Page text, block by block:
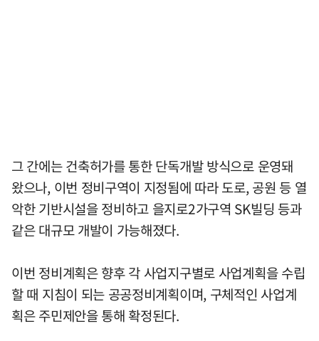
그 간에는 건축허가를 통한 단독개발 방식으로 운영돼
왔으나, 이번 정비구역이 지정됨에 따라 도로, 공원 등 열
악한 기반시설을 정비하고 을지로2가구역 SK빌딩 등과
같은 대규모 개발이 가능해졌다.
이번 정비계획은 향후 각 사업지구별로 사업계획을 수립
할 때 지침이 되는 공공정비계획이며, 구체적인 사업계
획은 주민제안을 통해 확정된다.